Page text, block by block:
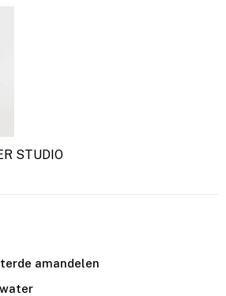
STUDIO
amandelen